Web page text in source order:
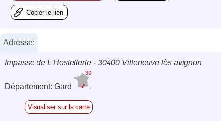
Copier le lien
Adresse:
Impasse de L'Hostellerie - 30400 Villeneuve lès avignon
Département: Gard
30
Visualiser sur la carte